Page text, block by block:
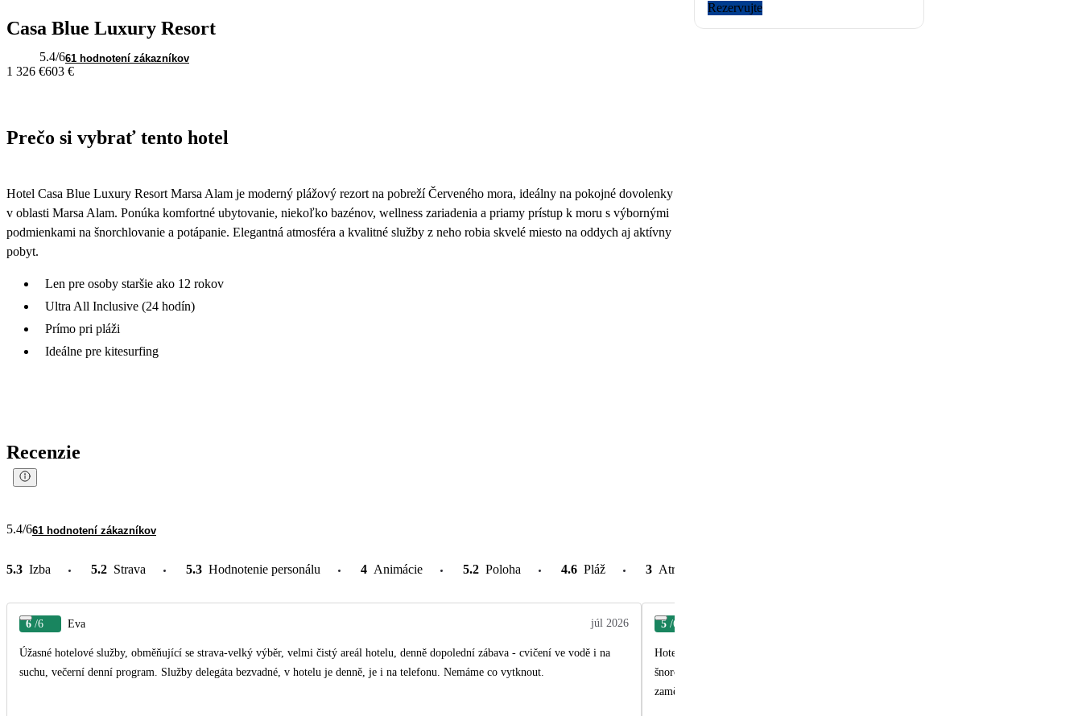
Casa Blue Luxury Resort
5.4/661 hodnotení zákazníkov
1 326 €603 €
Prečo si vybrať tento hotel
Hotel Casa Blue Luxury Resort Marsa Alam je moderný plážový rezort na pobreží Červeného mora, ideálny na pokojné dovolenky
v oblasti Marsa Alam. Ponúka komfortné ubytovanie, niekoľko bazénov, wellness zariadenia a priamy prístup k moru s výbornými
podmienkami na šnorchlovanie a potápanie. Elegantná atmosféra a kvalitné služby z neho robia skvelé miesto na oddych aj aktívny
pobyt.
Len pre osoby staršie ako 12 rokov
Ultra All Inclusive (24 hodín)
Prímo pri pláži
Ideálne pre kitesurfing
Recenzie
5.4/661 hodnotení zákazníkov
5.3 Izba 5.2 Strava 5.3 Hodnotenie personálu 4 Animácie 5.2 Poloha 4.6 Pláž 3 Atrakcie v okolí
6 /6 Eva júl 2026
Úžasné hotelové služby, obměňující se strava-velký výběr, velmi čistý areál hotelu, denně dopolední zábava - cvičení ve vodě i na
suchu, večerní denní program. Služby delegáta bezvadné, v hotelu je denně, je i na telefonu. Nemáme co vytknout.
5 /6
Hotel, resp. zájezd od CK Čedok, se nám celkově velice líbil. Za PLUSY hotelu
šnorchlování, menší velikost hotelu a moderní/upravené prostředí v rámci areálu hotelu. Za
zaměstnanců hotelu - recepční, číšníci v restauracích (neochota, laxnost, rozdílný přístup
Rezervujte